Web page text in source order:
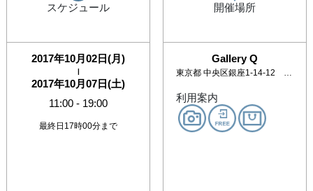
スケジュール
2017年10月02日(月)
|
2017年10月07日(土)
11:00 - 19:00
最終日17時00分まで
開催場所
Gallery Q
東京都 中央区銀座1-14-12 楠本第17ビル3F
利用案内